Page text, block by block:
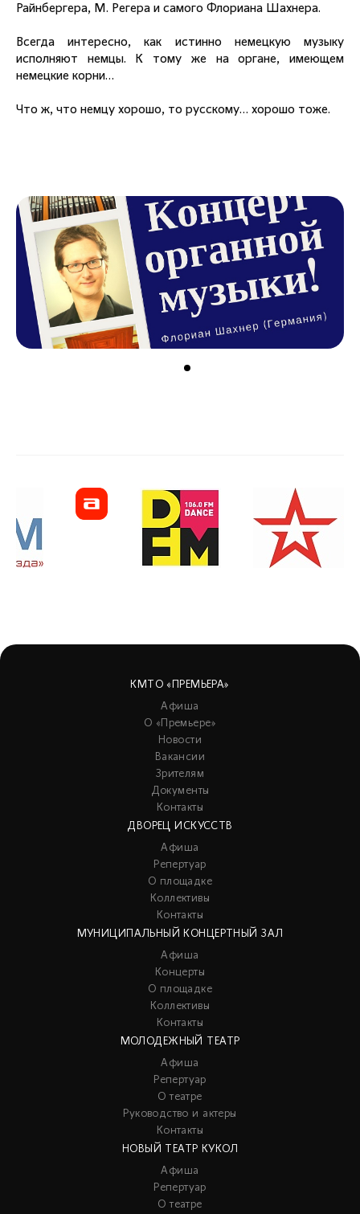
Райнбергера, М. Регера и самого Флориана Шахнера.
Всегда интересно, как истинно немецкую музыку
исполняют немцы. К тому же на органе, имеющем
немецкие корни…
Что ж, что немцу хорошо, то русскому… хорошо тоже.
КМТО «ПРЕМЬЕРА»
Афиша
О «Премьере»
Новости
Вакансии
Зрителям
Документы
Контакты
ДВОРЕЦ ИСКУССТВ
Афиша
Репертуар
О площадке
Коллективы
Контакты
МУНИЦИПАЛЬНЫЙ КОНЦЕРТНЫЙ ЗАЛ
Афиша
Концерты
О площадке
Коллективы
Контакты
МОЛОДЕЖНЫЙ ТЕАТР
Афиша
Репертуар
О театре
Руководство и актеры
Контакты
НОВЫЙ ТЕАТР КУКОЛ
Афиша
Репертуар
О театре